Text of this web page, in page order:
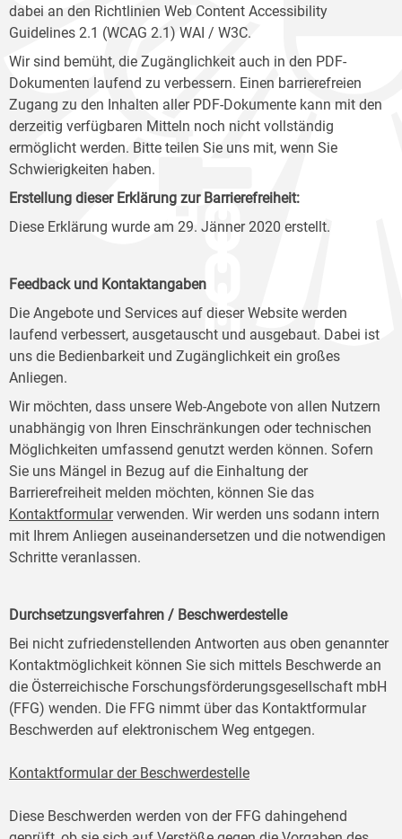
dabei an den Richtlinien Web Content Accessibility
Guidelines 2.1 (WCAG 2.1) WAI / W3C.
Wir sind bemüht, die Zugänglichkeit auch in den PDF-
Dokumenten laufend zu verbessern. Einen barrierefreien
Zugang zu den Inhalten aller PDF-Dokumente kann mit den
derzeitig verfügbaren Mitteln noch nicht vollständig
ermöglicht werden. Bitte teilen Sie uns mit, wenn Sie
Schwierigkeiten haben.
Erstellung dieser Erklärung zur Barrierefreiheit:
Diese Erklärung wurde am 29. Jänner 2020 erstellt.
Feedback und Kontaktangaben
Die Angebote und Services auf dieser Website werden
laufend verbessert, ausgetauscht und ausgebaut. Dabei ist
uns die Bedienbarkeit und Zugänglichkeit ein großes
Anliegen.
Wir möchten, dass unsere Web-Angebote von allen Nutzern
unabhängig von Ihren Einschränkungen oder technischen
Möglichkeiten umfassend genutzt werden können. Sofern
Sie uns Mängel in Bezug auf die Einhaltung der
Barrierefreiheit melden möchten, können Sie das
Kontaktformularverwenden. Wir werden uns sodann intern
mit Ihrem Anliegen auseinandersetzen und die notwendigen
Schritte veranlassen.
Durchsetzungsverfahren / Beschwerdestelle
Bei nicht zufriedenstellenden Antworten aus oben genannter
Kontaktmöglichkeit können Sie sich mittels Beschwerde an
die Österreichische Forschungsförderungsgesellschaft mbH
(FFG) wenden. Die FFG nimmt über das Kontaktformular
Beschwerden auf elektronischem Weg entgegen.
Kontaktformular der Beschwerdestelle
Diese Beschwerden werden von der FFG dahingehend